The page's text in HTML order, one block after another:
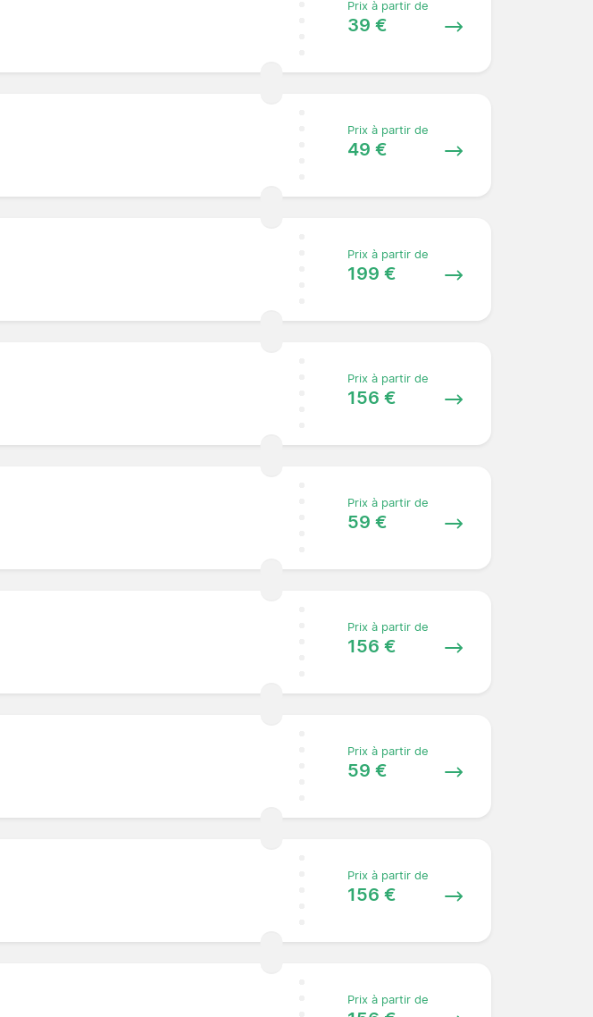
Prix à partir de
39 €
Prix à partir de
49 €
Prix à partir de
199 €
Prix à partir de
156 €
Prix à partir de
59 €
Prix à partir de
156 €
Prix à partir de
59 €
Prix à partir de
156 €
Prix à partir de